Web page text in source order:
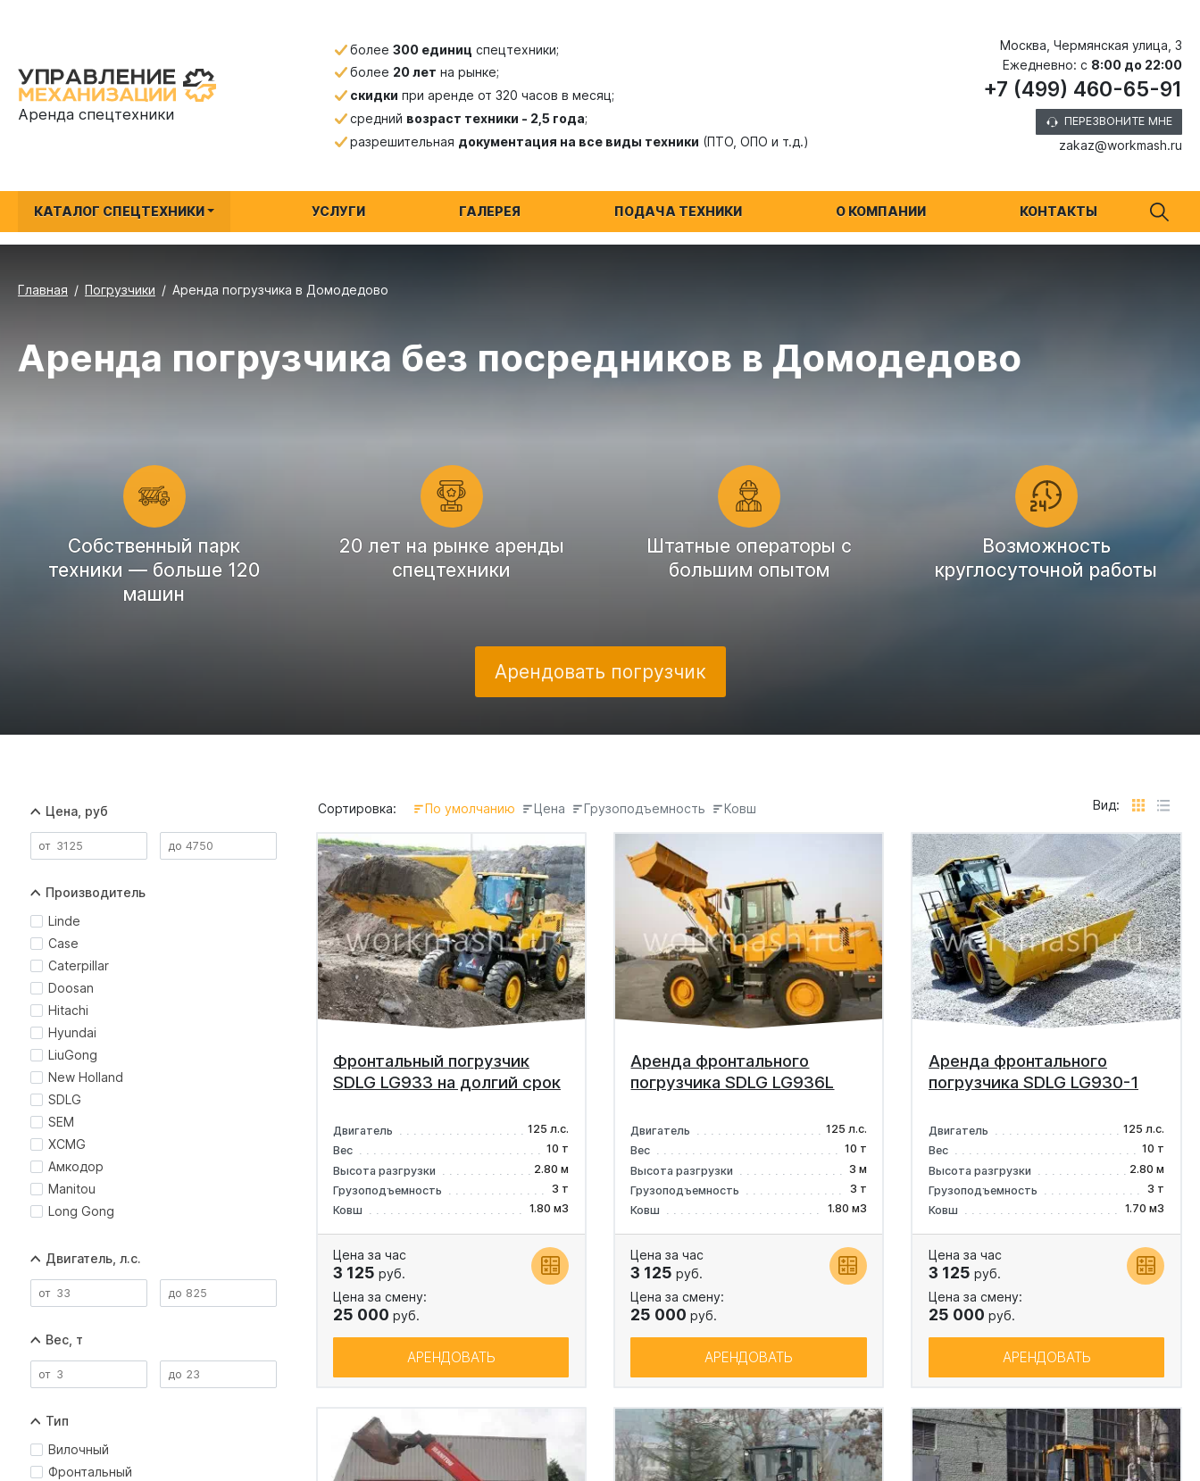
Аренда спецтехники
более 300 единиц спецтехники;
более 20 лет на рынке;
скидки при аренде от 320 часов в месяц;
средний возраст техники - 2,5 года;
разрешительная документация на все виды техники (ПТО, ОПО и т.д.)
Москва, Чермянская улица, 3
Ежедневно: с 8:00 до 22:00
+7 (499) 460-65-91
ПЕРЕЗВОНИТЕ МНЕ
zakaz@workmash.ru
КАТАЛОГ СПЕЦТЕХНИКИ УСЛУГИ ГАЛЕРЕЯ ПОДАЧА ТЕХНИКИ О КОМПАНИИ КОНТАКТЫ
Главная Погрузчики Аренда погрузчика в Домодедово
Аренда погрузчика без посредников в Домодедово
Cобственный парк
техники — больше 120
машин
20 лет на рынке аренды
спецтехники
Штатные операторы с
большим опытом
Возможность
круглосуточной работы
Арендовать погрузчик
Цена, руб
Производитель
Linde
Case
Caterpillar
Doosan
Hitachi
Hyundai
LiuGong
New Holland
SDLG
SEM
XCMG
Амкодор
Manitou
Long Gong
Двигатель, л.с.
Вес, т
Тип
Вилочный
Фронтальный
Сортировка: По умолчанию Цена Грузоподъемность Ковш Вид:
Фронтальный погрузчик
SDLG LG933 на долгий срок
Двигатель
125 л.с.
Вес
10 т
Высота разгрузки
2.80 м
Грузоподъемность
3 т
Ковш
1.80 м3
Цена за час
3 125 руб.
Цена за смену:
25 000 руб.
АРЕНДОВАТЬ
Аренда фронтального
погрузчика SDLG LG936L
Двигатель
125 л.с.
Вес
10 т
Высота разгрузки
3 м
Грузоподъемность
3 т
Ковш
1.80 м3
Цена за час
3 125 руб.
Цена за смену:
25 000 руб.
АРЕНДОВАТЬ
Аренда фронтального
погрузчика SDLG LG930-1
Двигатель
125 л.с.
Вес
10 т
Высота разгрузки
2.80 м
Грузоподъемность
3 т
Ковш
1.70 м3
Цена за час
3 125 руб.
Цена за смену:
25 000 руб.
АРЕНДОВАТЬ